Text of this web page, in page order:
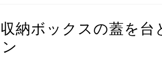
納ボックスの蓋を台